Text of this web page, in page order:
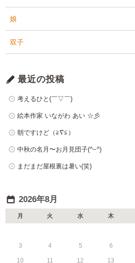
娘
双子
最近の投稿
考えるひと(￣▽￣)
絵本作家 いながわ あい ☆彡
朝ですけど（≧∇≦）
中秋の名月〜お月見団子(^−^)
まだまだ屋根裏は暑い(笑)
2026年8月
月 火 水 木
3 4 5 6
10 11 12 13